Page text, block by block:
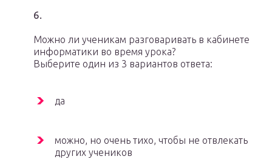
6.
Можно ли ученикам разговаривать в кабинете
информатики во время урока?
Выберите один из 3 вариантов ответа:
да
можно, но очень тихо, чтобы не отвлекать
других учеников